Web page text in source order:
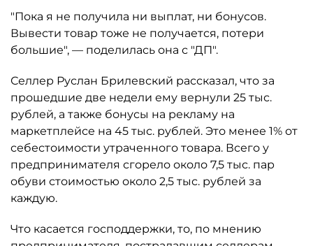
"Пока я не получила ни выплат, ни бонусов.
Вывести товар тоже не получается, потери
большие", — поделилась она с "ДП".
Селлер Руслан Брилевский рассказал, что за
прошедшие две недели ему вернули 25 тыс.
рублей, а также бонусы на рекламу на
маркетплейсе на 45 тыс. рублей. Это менее 1% от
себестоимости утраченного товара. Всего у
предпринимателя сгорело около 7,5 тыс. пар
обуви стоимостью около 2,5 тыс. рублей за
каждую.
Что касается господдержки, то, по мнению